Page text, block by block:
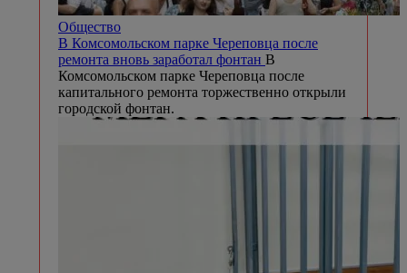
Общество
В Комсомольском парке Череповца после
ремонта вновь заработал фонтан В
Комсомольском парке Череповца после
капитального ремонта торжественно открыли
городской фонтан.